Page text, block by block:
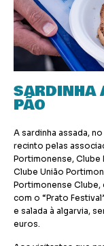
SARDINHA
PÃO
A sardinha assada,
recinto pelas
Portimonense, Clube
Clube União
Portimonense
com o “Prato
e salada à algarvia,
euros.